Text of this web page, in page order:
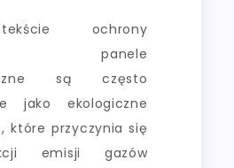
ochrony
panele
są często
jako ekologiczne
które przyczynia się
emisji gazów